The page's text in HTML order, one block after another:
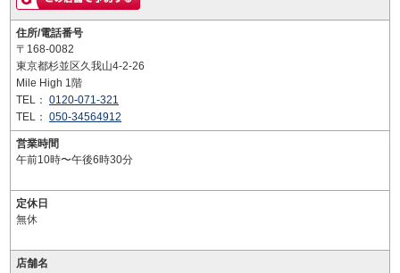
住所/電話番号
〒168-0082
東京都杉並区久我山4-2-26
Mile High 1階
TEL： 0120-071-321
TEL： 050-34564912
営業時間
午前10時〜午後6時30分
定休日
無休
店舗名